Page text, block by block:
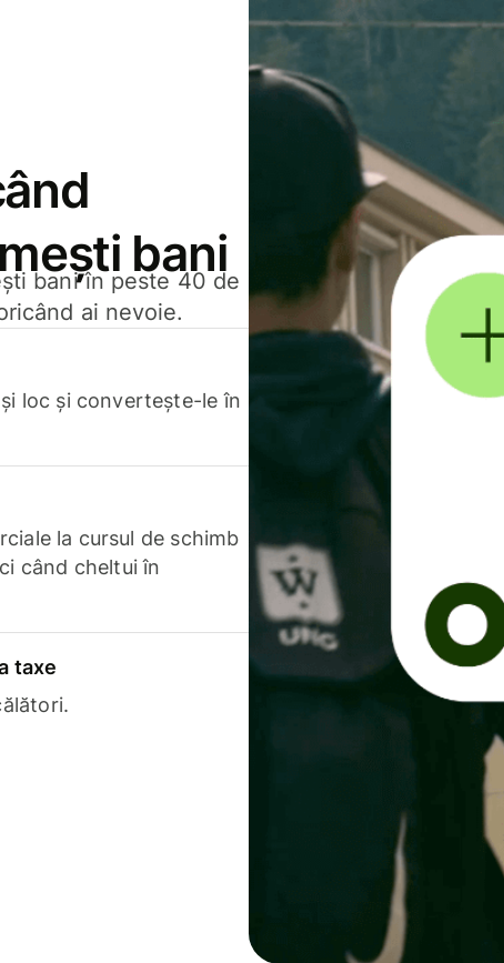
bani
bani în peste 40 de
ai nevoie.
loc și convertește-le în
la cursul de schimb
când cheltui în
taxe